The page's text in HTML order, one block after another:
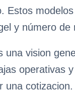
Estos
y número de
una vision
operativas
una cotizacion.